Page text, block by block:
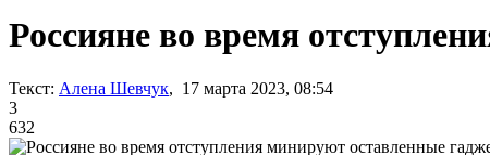
Россияне во время
Текст: Алена Шевчук, 17 марта 2023, 08:54
3
632